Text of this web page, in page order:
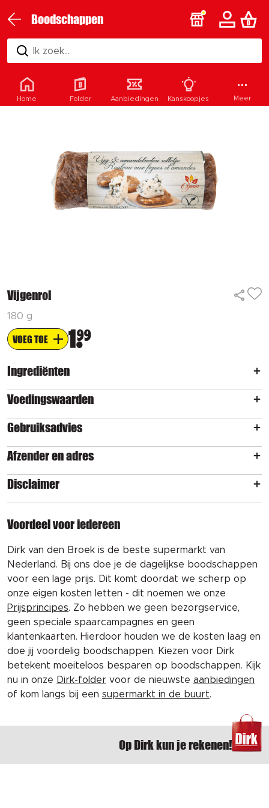
Boodschappen
Ik zoek...
Vijgenrol
180 g
VOEG TOE 1 99
Ingrediënten
Voedingswaarden
Gebruiksadvies
Afzender en adres
Disclaimer
Voordeel voor iedereen
Dirk van den Broek is de beste supermarkt van
Nederland. Bij ons doe je de dagelijkse boodschappen
voor een lage prijs. Dit komt doordat we scherp op
onze eigen kosten letten - dit noemen we onze
Prijsprincipes. Zo hebben we geen bezorgservice,
geen speciale spaarcampagnes en geen
klantenkaarten. Hierdoor houden we de kosten laag en
doe jij voordelig boodschappen. Kiezen voor Dirk
betekent moeiteloos besparen op boodschappen. Kijk
nu in onze Dirk-folder voor de nieuwste aanbiedingen
of kom langs bij een supermarkt in de buurt.
Op Dirk kun je rekenen!
Home Folder Aanbiedingen Kanskoopjes Meer